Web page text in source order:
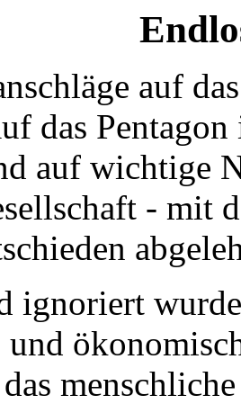
auf
das
auf wichtige
- mit
ignoriert